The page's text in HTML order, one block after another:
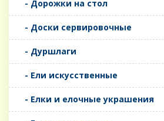
- Дорожки на стол
- Доски сервировочные
- Дуршлаги
- Ели искусственные
- Елки и елочные украшения